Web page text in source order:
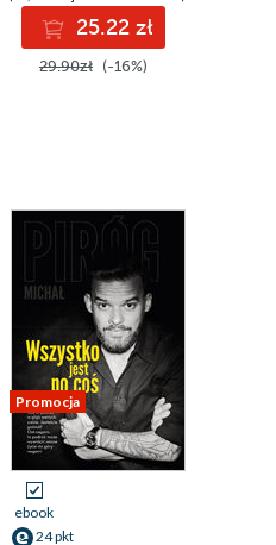
25.22 zł
29.90zł (-16%)
Promocja
ebook
24 pkt